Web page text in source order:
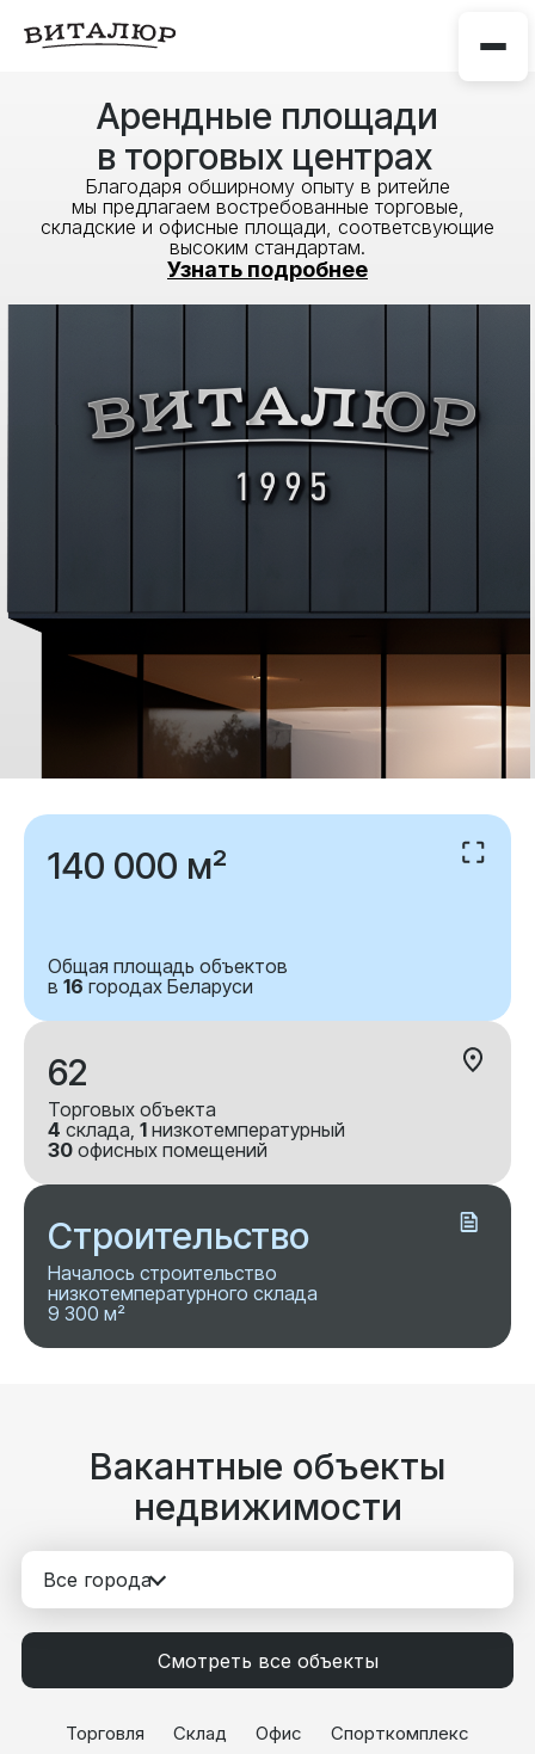
Арендные площади
в торговых центрах
Благодаря обширному опыту в ритейле
мы предлагаем востребованные торговые,
складские и офисные площади, соответсвующие
высоким стандартам.
Узнать подробнее
140 000 м²
Общая площадь объектов
в 16 городах Беларуси
62
Торговых объекта
4 склада, 1 низкотемпературный
30 офисных помещений
Строительство
Началось строительство
низкотемпературного склада
9 300 м²
Вакантные объекты
недвижимости
Все города
Смотреть все объекты
Торговля Склад Офис
Спорткомплекс